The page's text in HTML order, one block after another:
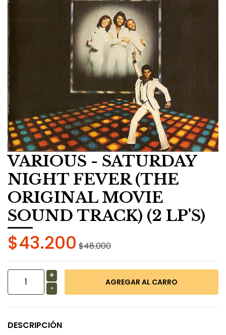
VARIOUS - SATURDAY
NIGHT FEVER (THE
ORIGINAL MOVIE
SOUND TRACK) (2 LP'S)
$43.200 $48.000
+
-
DESCRIPCIÓN